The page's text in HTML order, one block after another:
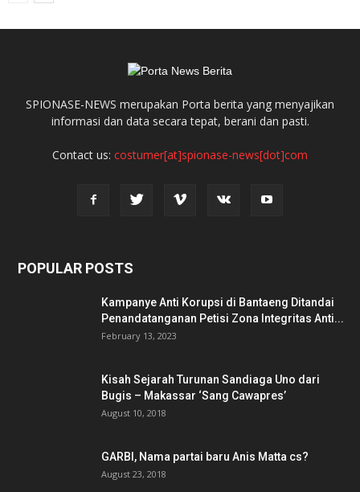
SPIONASE-NEWS merupakan Porta berita yang menyajikan
informasi dan data secara tepat, berani dan pasti.
Contact us: costumer[at]spionase-news[dot]com
POPULAR POSTS
Kampanye Anti Korupsi di Bantaeng Ditandai
Penandatanganan Petisi Zona Integritas Anti...
February 13, 2023
Kisah Sejarah Turunan Sandiaga Uno dari
Bugis – Makassar ‘Sang Cawapres’
August 10, 2018
GARBI, Nama partai baru Anis Matta cs?
August 23, 2018